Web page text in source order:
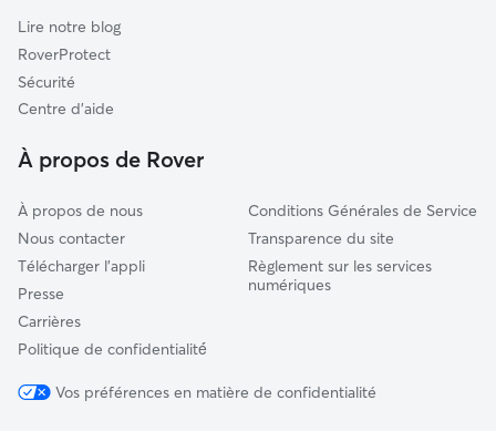
Vidauban
Grasse
Draguignan
Lire notre blog
RoverProtect
Sécurité
Centre d'aide
À propos de Rover
À propos de nous
Nous contacter
Télécharger l'appli
Presse
Carrières
Politique de confidentialité́
Conditions Générales de Service
Transparence du site
Règlement sur les services
numériques
Vos préférences en matière de confidentialité